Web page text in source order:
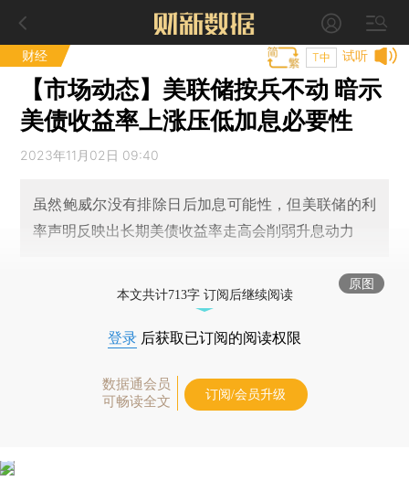
财经 试听
T中
【市场动态】美联储按兵不动 暗示
美债收益率上涨压低加息必要性
2023年11月02日 09:40
虽然鲍威尔没有排除日后加息可能性，但美联储的利
率声明反映出长期美债收益率走高会削弱升息动力
原图
本文共计713字 订阅后继续阅读
登录 后获取已订阅的阅读权限
数据通会员
可畅读全文
订阅/会员升级